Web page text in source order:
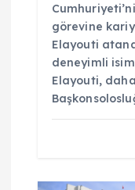
görevine
Elayouti
deneyimli
Elayouti,